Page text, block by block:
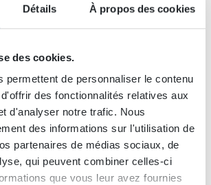
Détails À propos des cookies
des cookies.
permettent de personnaliser le contenu
des fonctionnalités relatives aux
d'analyser notre trafic. Nous
des informations sur l'utilisation de
partenaires de médias sociaux, de
qui peuvent combiner celles-ci
que vous leur avez fournies
reste productif avec un temps
de montage et de maintenance
commercial pour discuter plus en détail
des produits DYNASET !